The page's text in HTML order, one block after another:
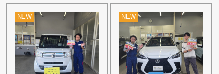
NEW NEW